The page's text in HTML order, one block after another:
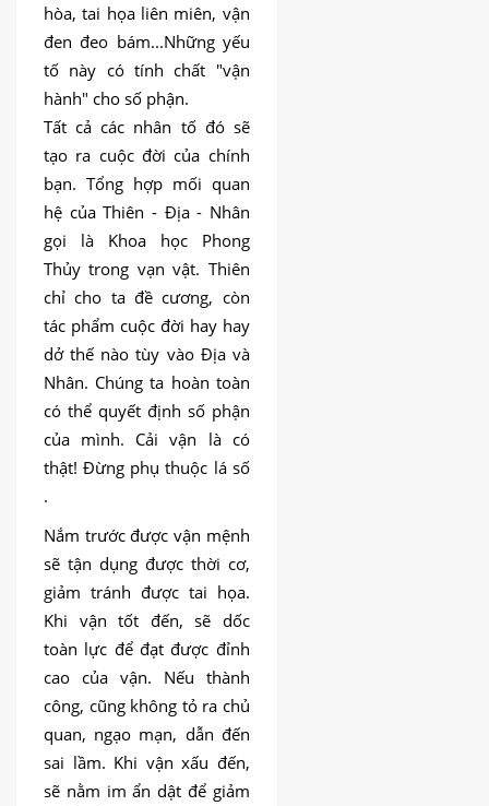
hòa, tai họa liên miên, vận
đen đeo bám...Những yếu
tố này có tính chất "vận
hành" cho số phận.
Tất cả các nhân tố đó sẽ
tạo ra cuộc đời của chính
bạn. Tổng hợp mối quan
hệ của Thiên - Địa - Nhân
gọi là Khoa học Phong
Thủy trong vạn vật. Thiên
chỉ cho ta đề cương, còn
tác phẩm cuộc đời hay hay
dở thế nào tùy vào Địa và
Nhân. Chúng ta hoàn toàn
có thể quyết định số phận
của mình. Cải vận là có
thật! Đừng phụ thuộc lá số
.
Nắm trước được vận mệnh
sẽ tận dụng được thời cơ,
giảm tránh được tai họa.
Khi vận tốt đến, sẽ dốc
toàn lực để đạt được đỉnh
cao của vận. Nếu thành
công, cũng không tỏ ra chủ
quan, ngạo mạn, dẫn đến
sai lầm. Khi vận xấu đến,
sẽ nằm im ẩn dật để giảm